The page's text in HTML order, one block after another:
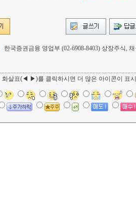
한국증권금융 영업부 (02-6908-8403) 상장주식,
화살표(◀ ▶)를 클릭하시면 더 많은 아이콘이 표